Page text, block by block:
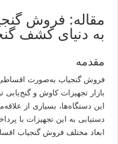
مقاله: فروش
به دنیای کشف
مقدمه
فروش گنجیاب به‌صورت
بازار تجهیزات کاوش و گنج‌یابی
این دستگاه‌ها، بسیاری از
دستیابی به این تجهیزات با
ابعاد مختلف فروش گنجیاب